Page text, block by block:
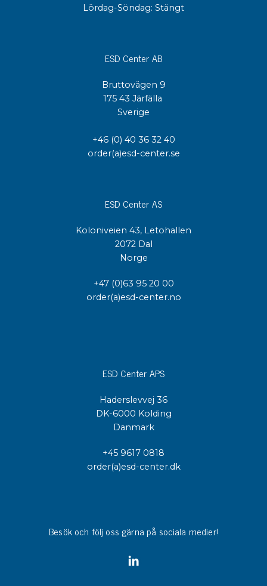
Lördag-Söndag: Stängt
ESD Center AB
Bruttovägen 9
175 43 Järfälla
Sverige
+46 (0) 40 36 32 40
order(a)esd-center.se
ESD Center AS
Koloniveien 43, Letohallen
2072 Dal
Norge
+47 (0)63 95 20 00
order(a)esd-center.no
ESD Center APS
Haderslevvej 36
DK-6000 Kolding
Danmark
+45 9617 0818
order(a)esd-center.dk
Besök och följ oss gärna på sociala medier!